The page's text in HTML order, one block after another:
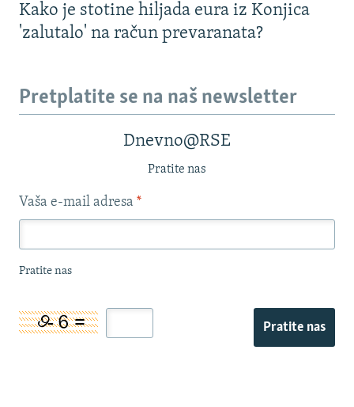
Kako je stotine hiljada eura iz Konjica
'zalutalo' na račun prevaranata?
Pretplatite se na naš newsletter
Dnevno@RSE
Pratite nas
Vaša e-mail adresa *
Pratite nas
Pratite nas